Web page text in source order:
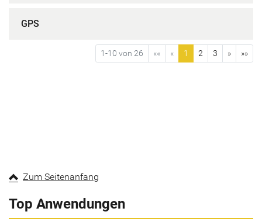
GPS
1-10 von 26 «« « 1 2 3 » »»
Zum Seitenanfang
Top Anwendungen